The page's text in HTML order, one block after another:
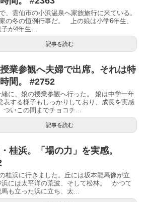
、雲仙市の小浜温泉へ家族旅行に来ている。
の冬の恒例行事だ。 上の娘は小学6年生、
が4年生...
記事を読む
業参観へ夫婦で出席。それは特
間。 #2752
緒に、娘の授業参観へ行った。 娘は中学一年
表する様子もしっかりしており、成長を実感
ついこの間までチョコチ...
記事を読む
桂浜。「場の力」を実感。
桂浜に行きました。丘には坂本龍馬像が立
浜には太平洋の荒波、そして松林。 かつて
も立った浜に立ち、太...